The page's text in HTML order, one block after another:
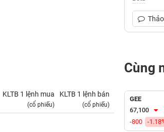
KLTB 1 lệnh mua
(cổ phiếu)
KLTB 1 lệnh bán
(cổ phiếu)
Cùng
GEE
67,100
-800
-